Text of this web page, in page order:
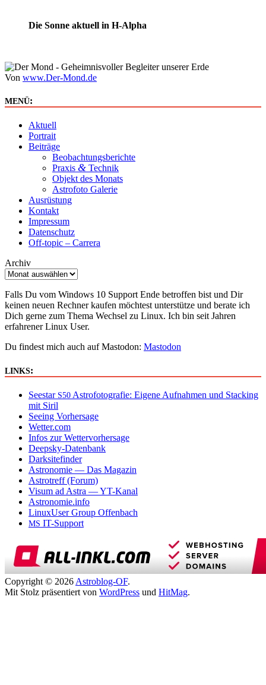
Die Sonne aktuell in H-Alpha
Von www.Der-Mond.de
MENÜ:
Aktuell
Portrait
Beiträge
Beobachtungsberichte
Praxis & Technik
Objekt des Monats
Astrofoto Galerie
Ausrüstung
Kontakt
Impressum
Datenschutz
Off-topic – Carrera
Archiv
Falls Du vom Windows 10 Support Ende betroffen bist und Dir
keinen neuen Rechner kaufen möchtest unterstütze und berate ich
Dich gerne zum Thema Wechsel zu Linux. Ich bin seit Jahren
erfahrener Linux User.
Du findest mich auch auf Mastodon: Mastodon
LINKS:
Seestar S50 Astrofotografie: Eigene Aufnahmen und Stacking
mit Siril
Seeing Vorhersage
Wetter.com
Infos zur Wettervorhersage
Deepsky-Datenbank
Darksitefinder
Astronomie — Das Magazin
Astrotreff (Forum)
Visum ad Astra — YT-Kanal
Astronomie.info
LinuxUser Group Offenbach
MS IT-Support
Copyright © 2026 Astroblog-OF.
Mit Stolz präsentiert von WordPress und HitMag.